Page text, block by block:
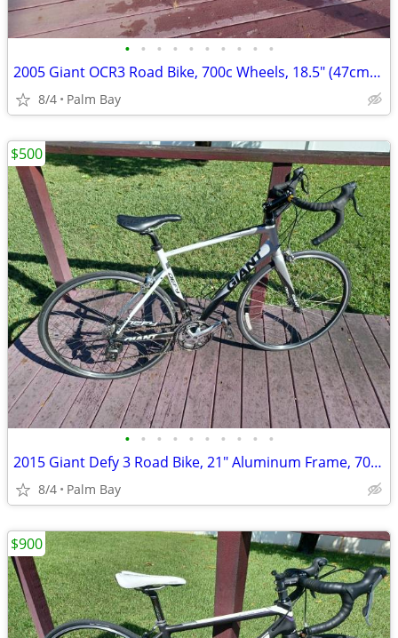
• • • • • • • • • •
2005 Giant OCR3 Road Bike, 700c Wheels, 18.5" (47cm) Aluminum Frame
8/4 Palm Bay
• • • • • • • • • •
2015 Giant Defy 3 Road Bike, 21" Aluminum Frame, 700c Wheels
8/4 Palm Bay
$500
$900